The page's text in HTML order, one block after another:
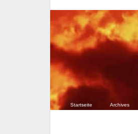
Startseite Archives